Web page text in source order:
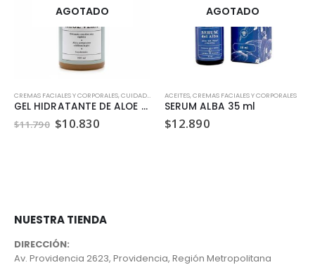
Y MINERALES
AGOTADO
CREMAS FACIALES Y CORPORALES,CUIDADO E HIGIENE PERSONAL , VEGANO
GEL HIDRATANTE DE ALOE VERA (250 ML)
$11.790 El
precio
$10.830
AGOTADO
ACEITES,CREMAS FACIALES Y CORPORALES
SERUM ALBA 35 ml
$12.890
NUESTRA TIENDA
DIRECCIÓN:
Av. Providencia 2623, Providencia, Región Metropolitana